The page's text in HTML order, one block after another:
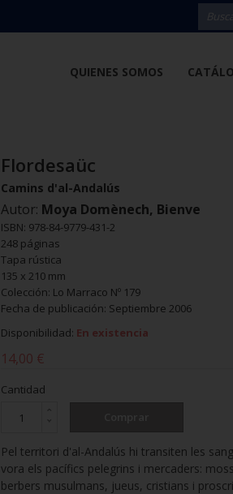
QUIENES SOMOS
Flordesaüc
Camins d'al-Andalús
Autor: Moya Domènech, Bienve
ISBN: 978-84-9779-431-2
248 páginas
Tapa rústica
135 x 210 mm
Colección: Lo Marraco Nº 179
Fecha de publicación: Septiembre 2006
Disponibilidad: En existencia
14,00 €
Cantidad
Pel territori d'al-Andalús hi transiten les
vora els pacífics pelegrins i mercaders:
berbers musulmans, jueus, cristians i